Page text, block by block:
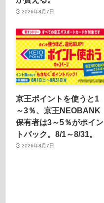
2026年8月7日
京王ポイントを使うと1
～3％、京王NEOBANK
保有者は3～5％がポイン
トバック。8/1～8/31。
2026年8月7日